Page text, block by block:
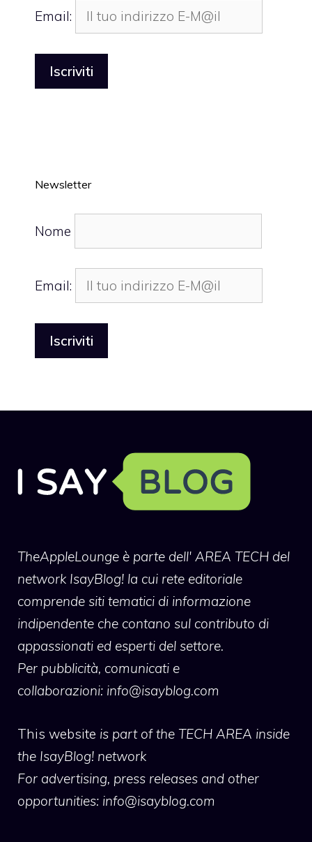
Email:
Newsletter
Nome
Email:
TheAppleLounge è parte dell' AREA TECH del
network IsayBlog! la cui rete editoriale
comprende siti tematici di informazione
indipendente che contano sul contributo di
appassionati ed esperti del settore.
Per pubblicità, comunicati e
collaborazioni: info@isayblog.com
This website is part of the TECH AREA inside
the IsayBlog! network
For advertising, press releases and other
opportunities: info@isayblog.com